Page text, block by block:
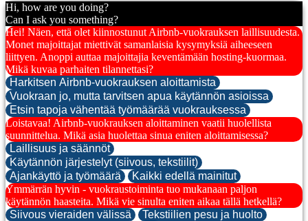
Hi, how are you doing?
Can I ask you something?
Hei! Näen, että olet kiinnostunut Airbnb-vuokrauksen laillisuudesta.
Monet majoittajat miettivät samanlaisia kysymyksiä aiheeseen
liittyen. Anoppi auttaa majoittajia keventämään hosting-kuormaa.
Mikä kuvaa parhaiten tilannettasi?
Harkitsen Airbnb-vuokrauksen aloittamista
Vuokraan jo, mutta tarvitsen apua käytännön asioissa
Etsin tapoja vähentää työmäärää vuokrauksessa
Loistavaa! Airbnb-vuokrauksen aloittaminen vaatii huolellista
suunnittelua. Mikä asia huolettaa sinua eniten aloittamisessa?
Laillisuus ja säännöt
Käytännön järjestelyt (siivous, tekstiilit)
Ajankäyttö ja työmäärä
Kaikki edellä mainitut
Ymmärrän hyvin - vuokraustoiminta tuo mukanaan paljon
käytännön haasteita. Mikä vie sinulta eniten aikaa tällä hetkellä?
Siivous vieraiden välissä
Tekstiilien pesu ja huolto